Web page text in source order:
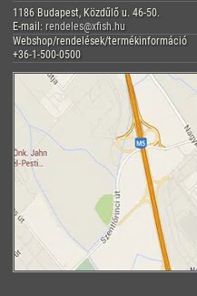
1186 Budapest, Közdűlő u. 46-50.
E-mail: rendeles@xfish.hu
Webshop/rendelések/termékinformáció
+36-1-500-0500